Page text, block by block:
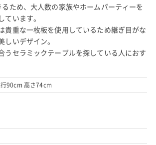
ため、大人数の家族やホームパーティーを
ています。
貴重な一枚板を使用しているため継ぎ目がな
しいデザイン。
うセラミックテーブルを探している人におす
90cm 高さ74cm